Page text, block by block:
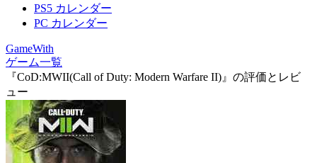
PS5 カレンダー
PC カレンダー
GameWith
ゲーム一覧
『CoD:MWII(Call of Duty: Modern Warfare II)』の評価とレビ
ュー